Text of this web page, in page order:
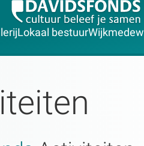
Lokaal bestuur